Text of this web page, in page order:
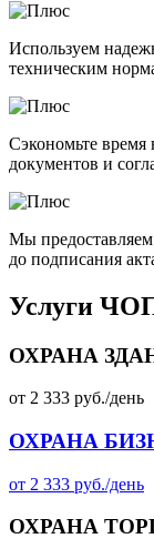
Используем
техническим
Сэкономьте
документов и
Мы
до подписания
Услуги
ОХРАНА
от 2 333 руб./день
ОХРАНА
от 2 333 руб./день
ОХРАНА